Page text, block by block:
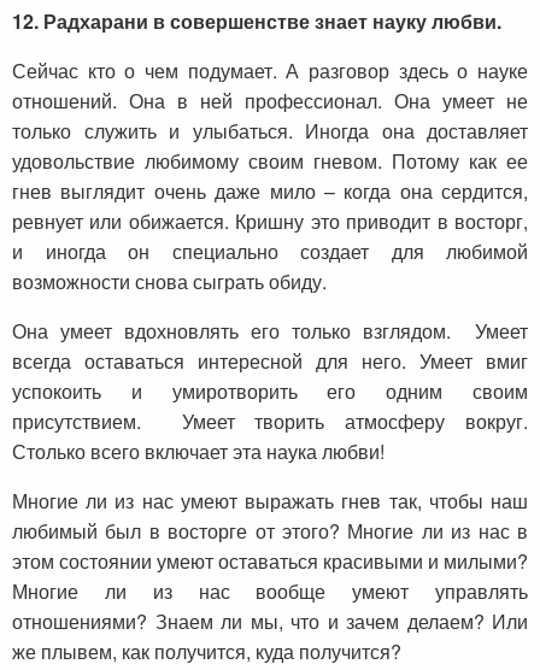
12. Радхарани в совершенстве знает науку любви.
Сейчас кто о чем подумает. А разговор здесь о науке
отношений. Она в ней профессионал. Она умеет не
только служить и улыбаться. Иногда она доставляет
удовольствие любимому своим гневом. Потому как ее
гнев выглядит очень даже мило – когда она сердится,
ревнует или обижается. Кришну это приводит в восторг,
и иногда он специально создает для любимой
возможности снова сыграть обиду.
Она умеет вдохновлять его только взглядом. Умеет
всегда оставаться интересной для него. Умеет вмиг
успокоить и умиротворить его одним своим
присутствием. Умеет творить атмосферу вокруг.
Столько всего включает эта наука любви!
Многие ли из нас умеют выражать гнев так, чтобы наш
любимый был в восторге от этого? Многие ли из нас в
этом состоянии умеют оставаться красивыми и милыми?
Многие ли из нас вообще умеют управлять
отношениями? Знаем ли мы, что и зачем делаем? Или
же плывем, как получится, куда получится?